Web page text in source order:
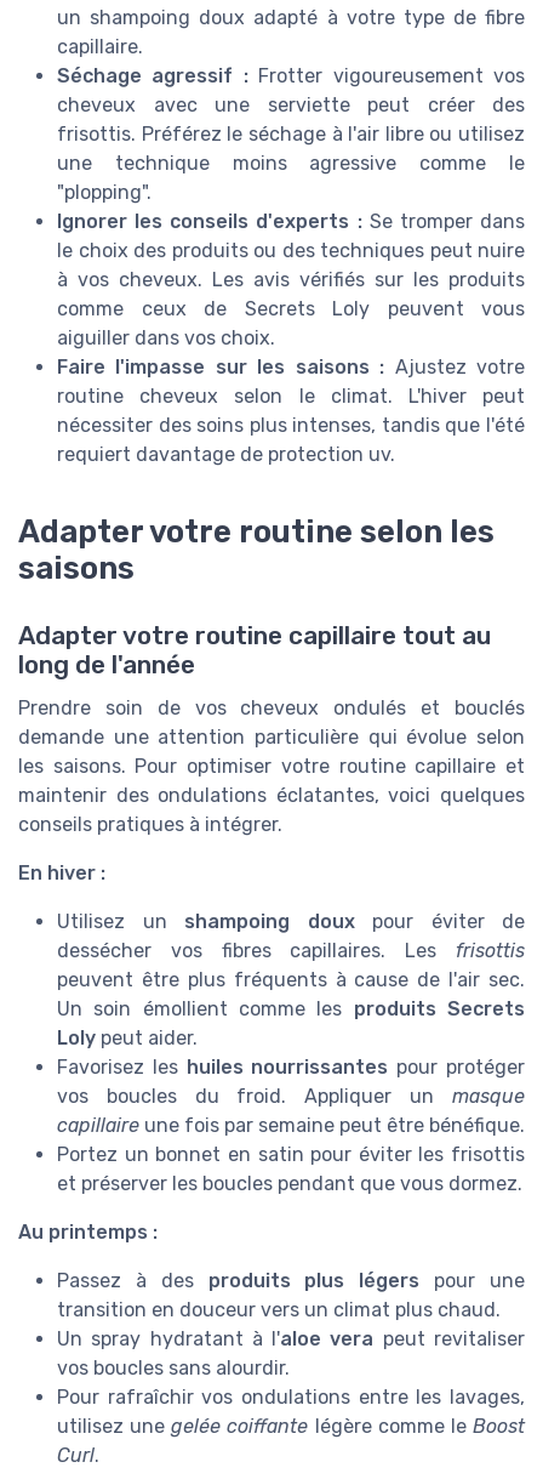
un shampoing doux adapté à votre type de fibre
capillaire.
Séchage agressif :Frotter vigoureusement vos
cheveux avec une serviette peut créer des
frisottis. Préférez le séchage à l'air libre ou utilisez
une technique moins agressive comme le
"plopping".
Ignorer les conseils d'experts :Se tromper dans
le choix des produits ou des techniques peut nuire
à vos cheveux. Les avis vérifiés sur les produits
comme ceux de Secrets Loly peuvent vous
aiguiller dans vos choix.
Faire l'impasse sur les saisons : Ajustez votre
routine cheveux selon le climat. L'hiver peut
nécessiter des soins plus intenses, tandis que l'été
requiert davantage de protection uv.
Adapter votre routine selon les
saisons
Adapter votre routine capillaire tout au
long de l'année
Prendre soin de vos cheveux ondulés et bouclés
demande une attention particulière qui évolue selon
les saisons. Pour optimiser votre routine capillaire et
maintenir des ondulations éclatantes, voici quelques
conseils pratiques à intégrer.
En hiver :
Utilisez un shampoing douxpour éviter de
dessécher vos fibres capillaires. Les frisottis
peuvent être plus fréquents à cause de l'air sec.
Un soin émollient comme les produits Secrets
Loly peut aider.
Favorisez les huiles nourrissantes pour protéger
vos boucles du froid. Appliquer un masque
capillaire une fois par semaine peut être bénéfique.
Portez un bonnet en satin pour éviter les frisottis
et préserver les boucles pendant que vous dormez.
Au printemps :
Passez à des produits plus légers pour une
transition en douceur vers un climat plus chaud.
Un spray hydratant à l'aloe vera peut revitaliser
vos boucles sans alourdir.
Pour rafraîchir vos ondulations entre les lavages,
utilisez unegelée coiffante légère comme leBoost
Curl.